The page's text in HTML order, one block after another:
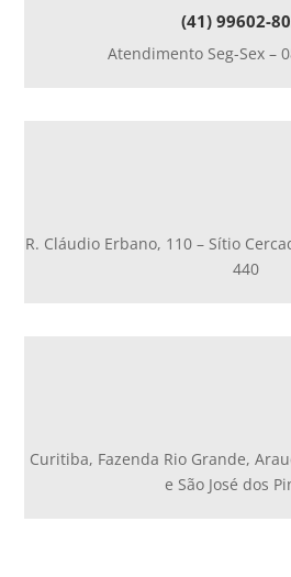
(41) 99602-
Atendimento Seg-Sex –
R. Cláudio Erbano, 110 – Sítio
440
Curitiba, Fazenda Rio Grande,
e São José dos